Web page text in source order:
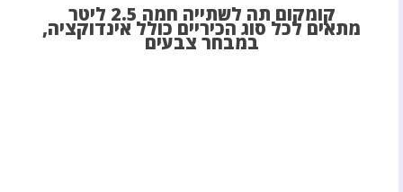
קומקום תה לשתייה חמה 2.5 ליטר
מתאים לכל סוג הכיריים כולל אינדוקציה,
במבחר צבעים